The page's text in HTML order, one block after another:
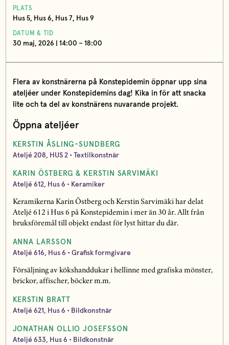
PLATS
Hus 5, Hus 6, Hus 7, Hus 9
DATUM & TID
30 maj, 2026 | 14:00 – 18:00
Flera av konstnärerna på Konstepidemin öppnar upp sina
ateljéer under Konstepidemins dag! Kika in för att snacka
lite och ta del av konstnärens nuvarande projekt.
Öppna ateljéer
KERSTIN ÅSLING-SUNDBERG
Ateljé 208, HUS 2 • Textilkonstnär
KARIN ÖSTBERG & KERSTIN SARVIMÄKI
Ateljé 612, Hus 6 • Keramiker
Keramikerna Karin Östberg och Kerstin Sarvimäki har delat
Ateljé 612 i Hus 6 på Konstepidemin i mer än 30 år. Allt från
bruksföremål till objekt endast för lyst hittar du där.
ANNA LARSSON
Ateljé 616, Hus 6 • Grafisk formgivare
Försäljning av kökshanddukar i hellinne med grafiska mönster,
brickor, affischer, böcker m.m.
KERSTIN BRATT
Ateljé 621, Hus 6 • Bildkonstnär
JONATHAN OLLIO JOSEFSSON
Ateljé 633, Hus 6 • Bildkonstnär